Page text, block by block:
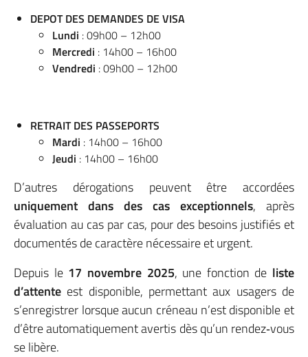
DEPOT DES DEMANDES DE VISA
Lundi : 09h00 – 12h00
Mercredi : 14h00 – 16h00
Vendredi : 09h00 – 12h00
RETRAIT DES PASSEPORTS
Mardi : 14h00 – 16h00
Jeudi : 14h00 – 16h00
D’autres dérogations peuvent être accordées
uniquement dans des cas exceptionnels, après
évaluation au cas par cas, pour des besoins justifiés et
documentés de caractère nécessaire et urgent.
Depuis le 17 novembre 2025, une fonction de liste
d’attente est disponible, permettant aux usagers de
s’enregistrer lorsque aucun créneau n’est disponible et
d’être automatiquement avertis dès qu’un rendez‑vous
se libère.